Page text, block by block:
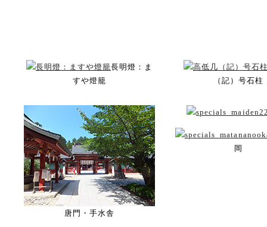
長明燈：ま
すや燈籠
（記）号石柱
唐門・手水舎
岡